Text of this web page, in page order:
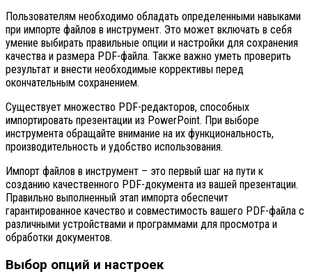
Пользователям необходимо обладать определенными навыками
при импорте файлов в инструмент. Это может включать в себя
умение выбирать правильные опции и настройки для сохранения
качества и размера PDF-файла. Также важно уметь проверить
результат и внести необходимые коррективы перед
окончательным сохранением.
Существует множество PDF-редакторов, способных
импортировать презентации из PowerPoint. При выборе
инструмента обращайте внимание на их функциональность,
производительность и удобство использования.
Импорт файлов в инструмент – это первый шаг на пути к
созданию качественного PDF-документа из вашей презентации.
Правильно выполненный этап импорта обеспечит
гарантированное качество и совместимость вашего PDF-файла с
различными устройствами и программами для просмотра и
обработки документов.
Выбор опций и настроек